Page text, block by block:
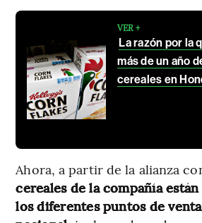
VER +
La razón por la
más de un año
cereales en
Ahora, a partir de la alianza
cereales de la compañía
los diferentes puntos de